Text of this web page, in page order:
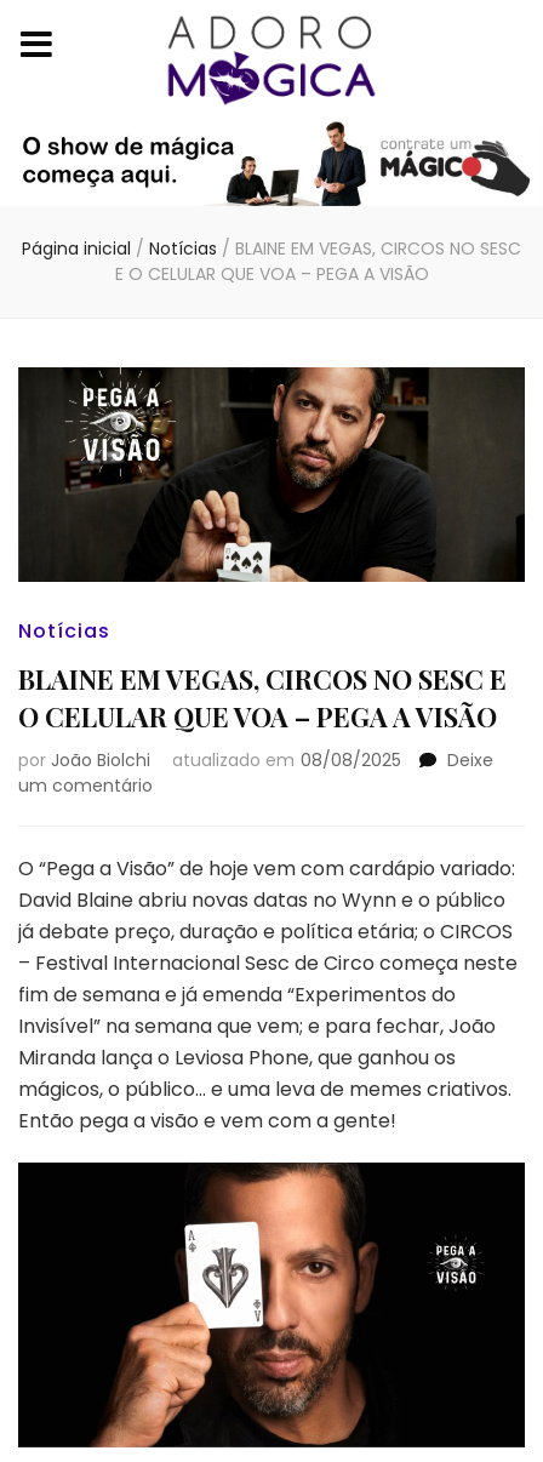
Página inicial / Notícias / BLAINE EM VEGAS, CIRCOS NO SESC
E O CELULAR QUE VOA – PEGA A VISÃO
Notícias
BLAINE EM VEGAS, CIRCOS NO SESC E
O CELULAR QUE VOA – PEGA A VISÃO
por João Biolchi atualizado em 08/08/2025
Deixe
um comentário
VEGAS,
CIRCOS
NO
SESC
E
O
CELULAR
QUE
VOA
–
PEGA
VISÃO
O “Pega a Visão” de hoje vem com cardápio variado:
David Blaine abriu novas datas no Wynn e o público
já debate preço, duração e política etária; o CIRCOS
– Festival Internacional Sesc de Circo começa neste
fim de semana e já emenda “Experimentos do
Invisível” na semana que vem; e para fechar, João
Miranda lança o Leviosa Phone, que ganhou os
mágicos, o público… e uma leva de memes criativos.
Então pega a visão e vem com a gente!